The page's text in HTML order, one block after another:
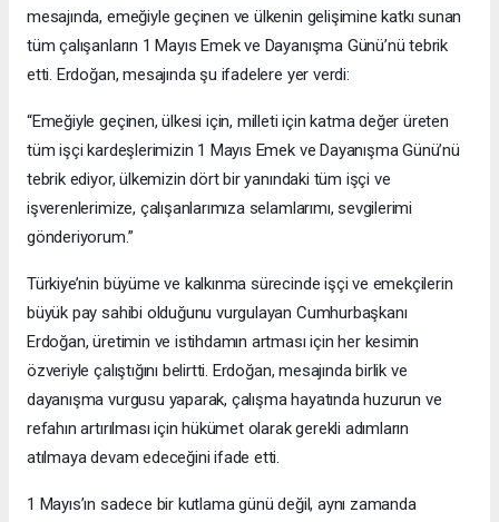
mesajında, emeğiyle geçinen ve ülkenin gelişimine katkı sunan
tüm çalışanların 1 Mayıs Emek ve Dayanışma Günü’nü tebrik
etti. Erdoğan, mesajında şu ifadelere yer verdi:
“Emeğiyle geçinen, ülkesi için, milleti için katma değer üreten
tüm işçi kardeşlerimizin 1 Mayıs Emek ve Dayanışma Günü’nü
tebrik ediyor, ülkemizin dört bir yanındaki tüm işçi ve
işverenlerimize, çalışanlarımıza selamlarımı, sevgilerimi
gönderiyorum.”
Türkiye’nin büyüme ve kalkınma sürecinde işçi ve emekçilerin
büyük pay sahibi olduğunu vurgulayan Cumhurbaşkanı
Erdoğan, üretimin ve istihdamın artması için her kesimin
özveriyle çalıştığını belirtti. Erdoğan, mesajında birlik ve
dayanışma vurgusu yaparak, çalışma hayatında huzurun ve
refahın artırılması için hükümet olarak gerekli adımların
atılmaya devam edeceğini ifade etti.
1 Mayıs’ın sadece bir kutlama günü değil, aynı zamanda